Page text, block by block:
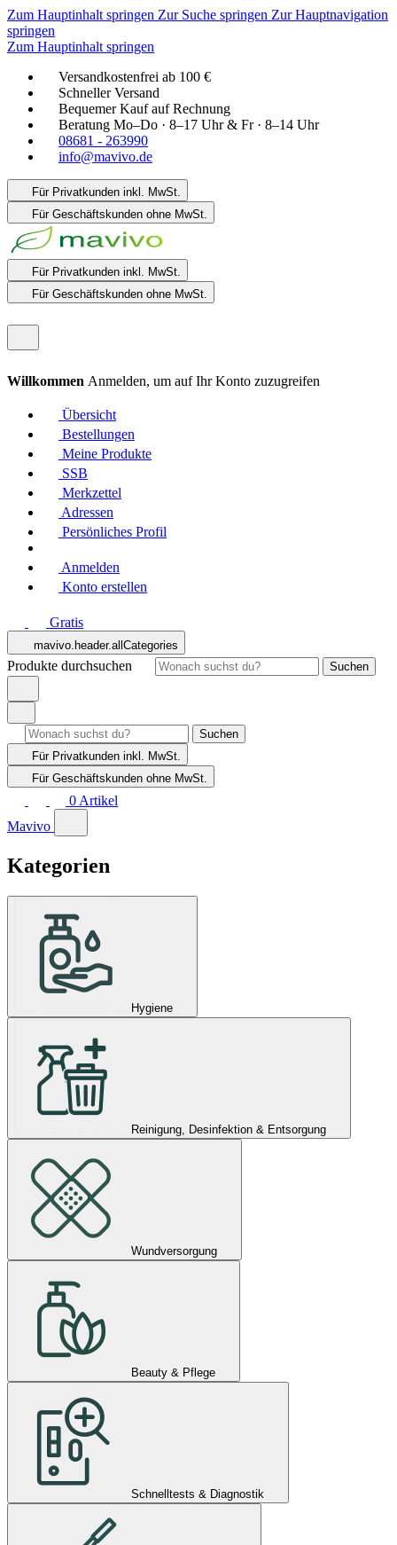
Zum Hauptinhalt springen Zur Suche springen Zur Hauptnavigation
springen
Zum Hauptinhalt springen
Versandkostenfrei ab 100 €
Schneller Versand
Bequemer Kauf auf Rechnung
Beratung Mo–Do · 8–17 Uhr & Fr · 8–14 Uhr
08681 - 263990
info@mavivo.de
Für Privatkunden inkl. MwSt.
Für Geschäftskunden ohne MwSt.
Für Privatkunden inkl. MwSt.
Für Geschäftskunden ohne MwSt.
Willkommen Anmelden, um auf Ihr Konto zuzugreifen
Übersicht
Bestellungen
Meine Produkte
SSB
Merkzettel
Adressen
Persönliches Profil
Anmelden
Konto erstellen
Gratis
mavivo.header.allCategories
Produkte durchsuchen Suchen
Suchen
Für Privatkunden inkl. MwSt.
Für Geschäftskunden ohne MwSt.
0 Artikel
Mavivo
Kategorien
Hygiene
Reinigung, Desinfektion & Entsorgung
Wundversorgung
Beauty & Pflege
Schnelltests & Diagnostik